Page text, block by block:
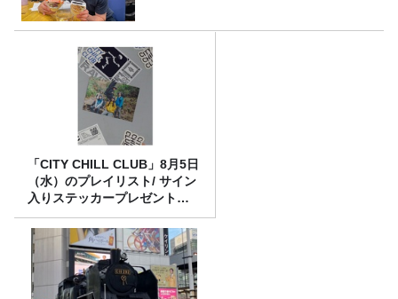
「CITY CHILL CLUB」8月5日
（水）のプレイリスト/ サイン
入りステッカープレゼント有
り